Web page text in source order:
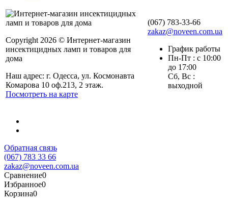
Copyright 2026 © Интернет-магазин
инсектицидных ламп и товаров для
дома
Наш адрес: г. Одесса, ул. Космонавта
Комарова 10 оф.213, 2 этаж.
Посмотреть на карте
(067) 783-33-66
zakaz@noveen.com.ua
График работы
Пн-Пт : с 10:00
до 17:00
Сб, Вс :
выходной
Обратная связь
(067) 783 33 66
zakaz@noveen.com.ua
Сравнение0
Избранное0
Корзина0